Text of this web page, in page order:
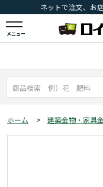
ネットで注文、お
メニュー
ホーム > 建築金物・家具